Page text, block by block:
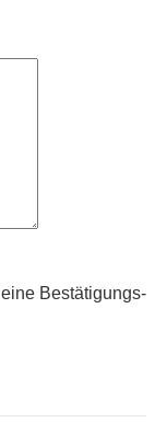
Bestätigungs-